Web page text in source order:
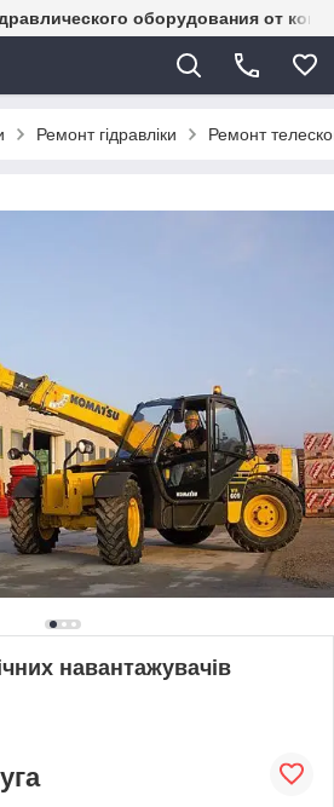
оборудования от
Ремонт гідравліки Ремонт
навантажувачів